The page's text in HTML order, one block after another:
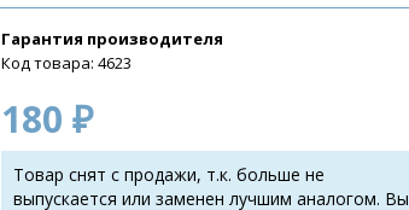
Гарантия производителя
Код товара: 4623
180 ₽
Товар снят с продажи, т.к. больше не
выпускается или заменен лучшим аналогом. Вы